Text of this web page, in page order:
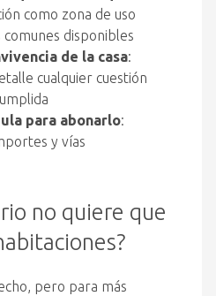
como zona de uso
disponibles
de la casa:
cualquier cuestión
para abonarlo:
y vías
no quiere que
pero para más